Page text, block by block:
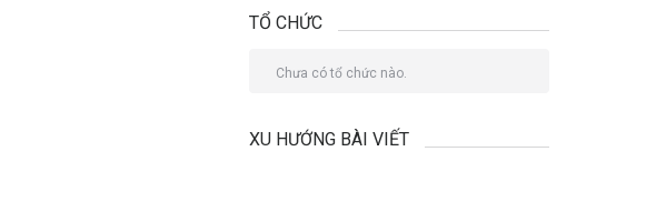
TỔ CHỨC
Chưa có tổ chức nào.
XU HƯỚNG BÀI VIẾT